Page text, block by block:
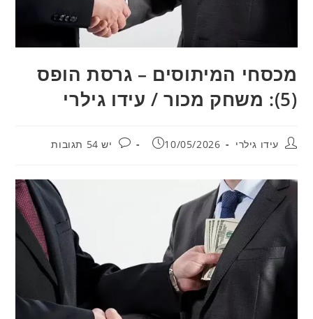
מכסחי המיתוסים – גרסת הופס
(5): משחק מכור / עידו גילרי
מחבר:עידו גילרי פורסם:
10/05/2026 תגובות:
יש 54 תגובות